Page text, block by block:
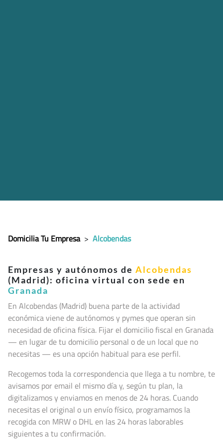
Domicilia Tu Empresa > Alcobendas
Empresas y autónomos de Alcobendas
(Madrid): oficina virtual con sede en
Granada
En Alcobendas (Madrid) buena parte de la actividad
económica viene de autónomos y pymes que operan sin
necesidad de oficina física. Fijar el domicilio fiscal en Granada
— en lugar de tu domicilio personal o de un local que no
necesitas — es una opción habitual para ese perfil.
Recogemos toda la correspondencia que llega a tu nombre, te
avisamos por email el mismo día y, según tu plan, la
digitalizamos y enviamos en menos de 24 horas. Cuando
necesitas el original o un envío físico, programamos la
recogida con MRW o DHL en las 24 horas laborables
siguientes a tu confirmación.